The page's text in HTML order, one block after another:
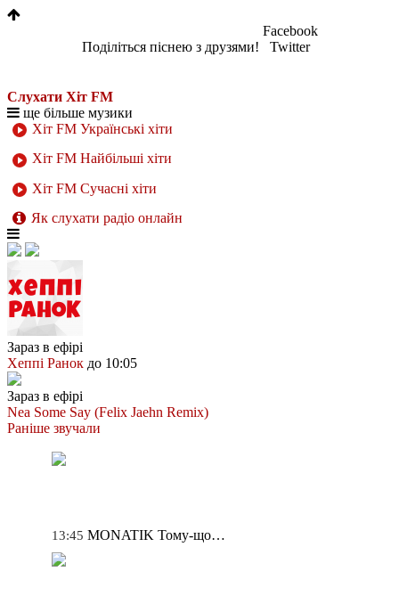
Поділіться піснею з друзями!
Facebook
Twitter
Слухати Хіт FM
ще більше музики
Хіт FM Українські хіти
Хіт FM Найбільші хіти
Хіт FM Сучасні хіти
Як слухати радіо онлайн
Зараз в ефірі
Хеппі Ранок до 10:05
Зараз в ефірі
Nea Some Say (Felix Jaehn Remix)
Раніше звучали
13:45 MONATIK Тому-що…